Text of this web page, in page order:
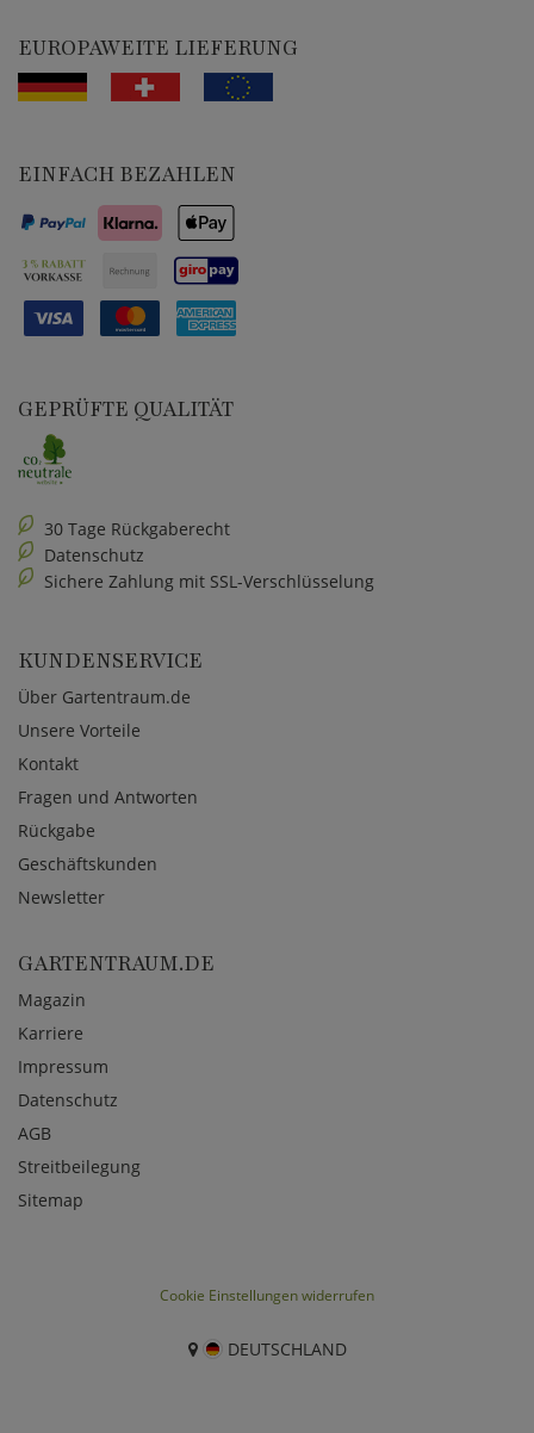
EUROPAWEITE LIEFERUNG
EINFACH BEZAHLEN
GEPRÜFTE QUALITÄT
30 Tage Rückgaberecht
Datenschutz
Sichere Zahlung mit SSL-Verschlüsselung
KUNDENSERVICE
Über Gartentraum.de
Unsere Vorteile
Kontakt
Fragen und Antworten
Rückgabe
Geschäftskunden
Newsletter
GARTENTRAUM.DE
Magazin
Karriere
Impressum
Datenschutz
AGB
Streitbeilegung
Sitemap
Cookie Einstellungen widerrufen
DEUTSCHLAND